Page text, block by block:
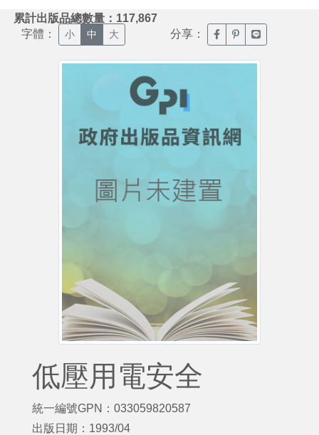
累計出版品總數量：117,867
字體： 小 中 大 分享： 臉書分享(另開新視窗)
噗浪分享(另開新
Line分享(另
低壓用電安全
統一編號GPN：033059820587
出版日期：1993/04